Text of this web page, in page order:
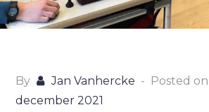
By Jan Vanhercke Posted
december 2021